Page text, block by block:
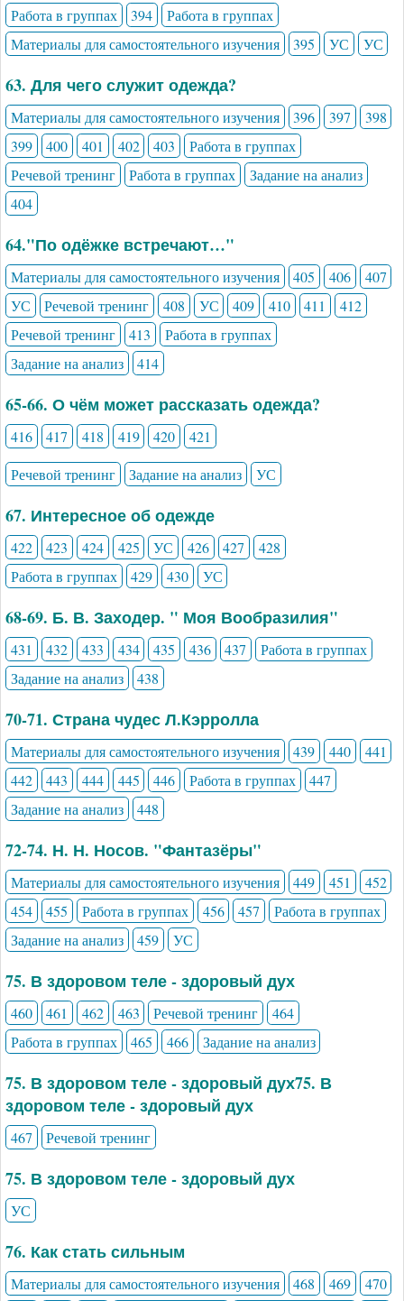
Работа в группах 394
Работа в группах
Материалы для самостоятельного изучения
395 УС УС
63. Для чего служит одежда?
Материалы для самостоятельного изучения 396 397
398
399
400 401 402 403
Работа в группах
Речевой тренинг
Работа в группах
Задание на анализ
404
64."По одёжке встречают…"
Материалы для самостоятельного изучения 405 406
407
УС
Речевой тренинг 408 УС 409 410 411
412
Речевой тренинг
413
Работа в группах
Задание на анализ
414
65-66. О чём может рассказать одежда?
416 417 418 419 420
421
Речевой тренинг
Задание на анализ УС
67. Интересное об одежде
422 423 424 425 УС 426 427
428
Работа в группах
429 430 УС
68-69. Б. В. Заходер. " Моя Вообразилия"
431 432 433 434 435 436 437
Работа в группах
Задание на анализ
438
70-71. Страна чудес Л.Кэрролла
Материалы для самостоятельного изучения 439 440
441
442
443 444 445 446 Работа в группах
447
Задание на анализ
448
72-74. Н. Н. Носов. "Фантазёры"
Материалы для самостоятельного изучения 449 451
452
454
455 Работа в группах 456 457
Работа в группах
Задание на анализ
459 УС
75. В здоровом теле - здоровый дух
460 461 462 463 Речевой тренинг
464
Работа в группах
465 466 Задание на анализ
75. В здоровом теле - здоровый дух75. В
здоровом теле - здоровый дух
467 Речевой тренинг
75. В здоровом теле - здоровый дух
УС
76. Как стать сильным
Материалы для самостоятельного изучения 468 469
470